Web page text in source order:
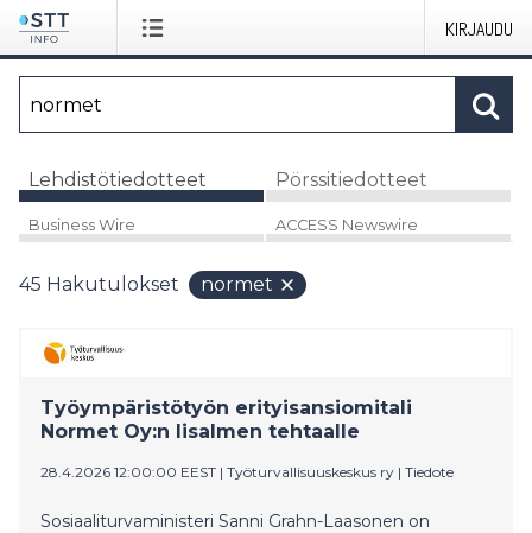
KIRJAUDU
Lehdistötiedotteet Pörssitiedotteet
Business Wire ACCESS Newswire
45 Hakutulokset normet
Työympäristötyön erityisansiomitali
Normet Oy:n Iisalmen tehtaalle
28.4.2026 12:00:00 EEST | Työturvallisuuskeskus ry | Tiedote
Sosiaaliturvaministeri Sanni Grahn-Laasonen on